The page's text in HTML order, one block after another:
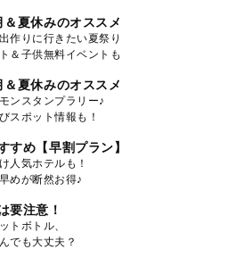
＆夏休みのオススメ
作りに行きたい夏祭り
＆子供無料イベントも
＆夏休みのオススメ
ンスタンプラリー♪
スポット情報も！
すめ【早割プラン】
人気ホテルも！
めが断然お得♪
要注意！
トボトル、
でも大丈夫？